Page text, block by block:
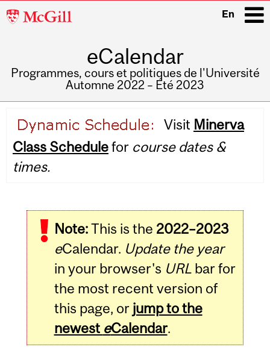
McGill
En
eCalendar
Programmes, cours et politiques de l'Université
Automne 2022 – Été 2023
navigation
Visit Minerva
Class Schedulefor course dates &
times.
Note:This is the 2022–2023
eCalendar. Update the year
in your browser's URLbar for
the most recent version of
this page, or jump to the
newest eCalendar.